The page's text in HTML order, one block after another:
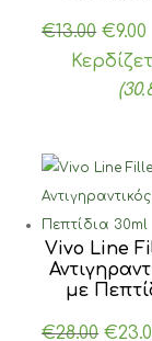
€13.00
price
was:
€9.00
Vivo Line
με
€28.00 €